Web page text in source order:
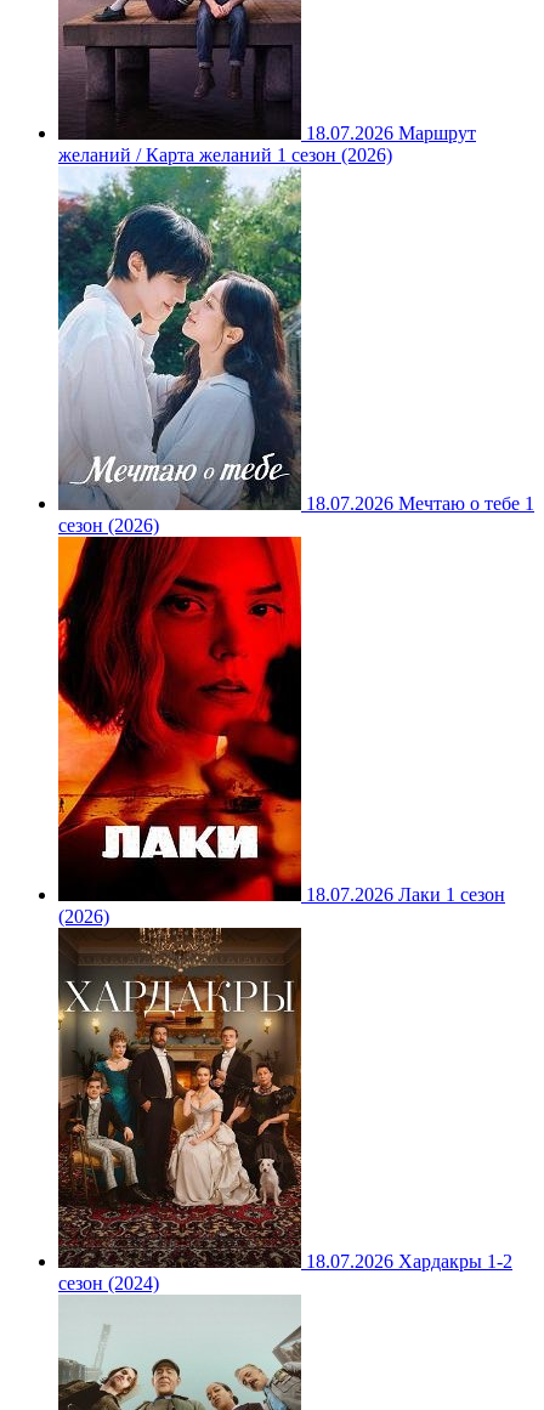
18.07.2026 Маршрут
желаний / Карта желаний 1 сезон (2026)
18.07.2026 Мечтаю о тебе 1
сезон (2026)
18.07.2026 Лаки 1 сезон
(2026)
18.07.2026 Хардакры 1-2
сезон (2024)